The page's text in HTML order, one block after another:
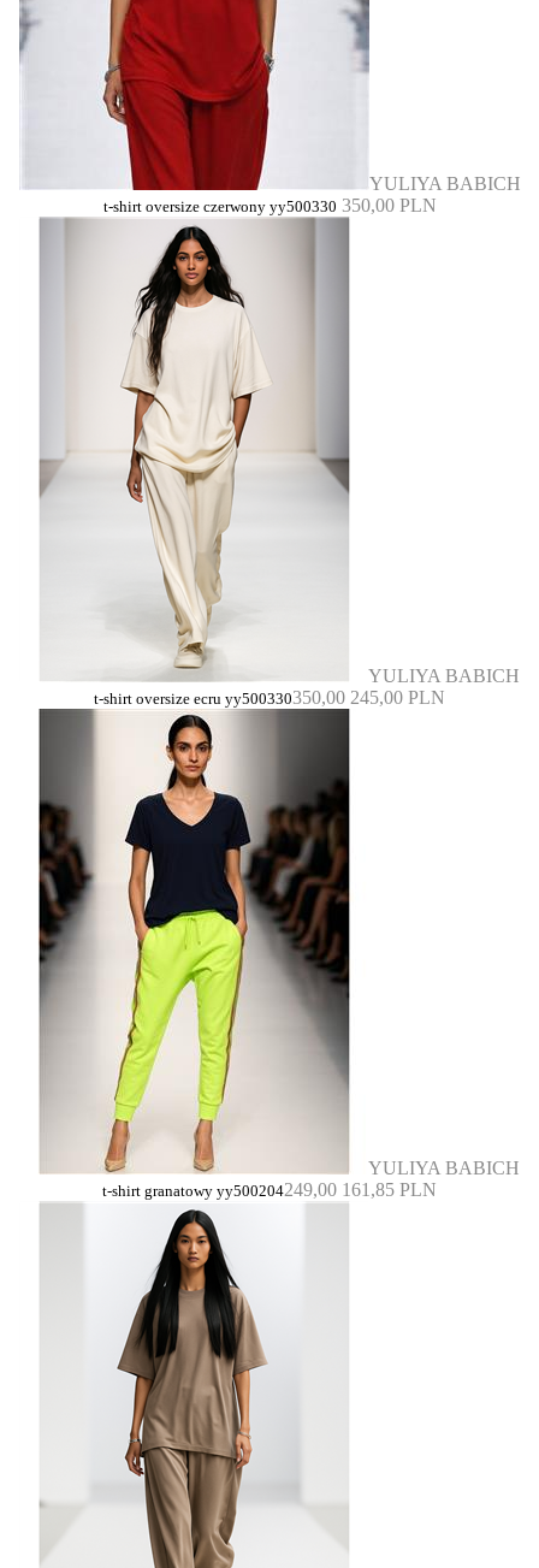
YULIYA BABICH
t-shirt oversize czerwony yy500330 350,00 PLN
YULIYA BABICH
t-shirt oversize ecru yy500330350,00 245,00 PLN
YULIYA BABICH
t-shirt granatowy yy500204249,00 161,85 PLN